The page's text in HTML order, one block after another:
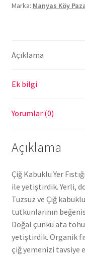
Marka: Manyas Köy
Açıklama
Ek bilgi
Yorumlar (0)
Açıklama
Çiğ Kabuklu Yer
ile yetiştirdik. Yerli,
Tuzsuz ve Çiğ
tutkunlarının
Doğal çünkü ata
yetiştirdik. Organik
çiğ yemenizi tavsiye